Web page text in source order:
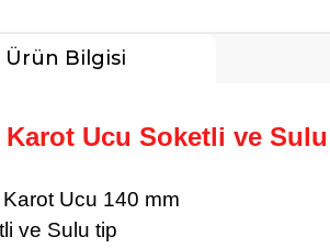
Ürün Bilgisi
Karot Ucu Soketli ve
Ucu 140 mm
ve Sulu tip